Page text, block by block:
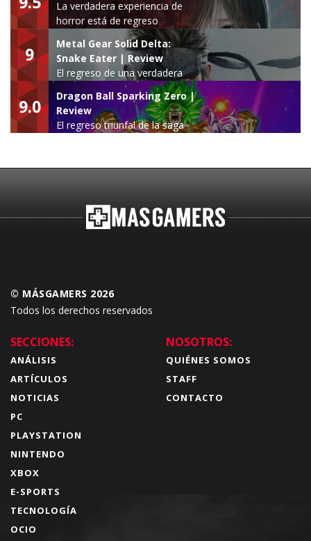
La verdadera experiencia de
horror está de regreso
9
Metal Gear Solid Delta:
Snake Eater | Review
El regreso de una verdadera
leyenda
9.0
Dragon Ball Sparking Zero |
Review
El regreso triunfal de la saga
© MÁSGAMERS 2026
Todos los derechos reservados
SECCIONES:
ANÁLISIS
ARTÍCULOS
NOTICIAS
PC
PLAYSTATION
NINTENDO
XBOX
E-SPORTS
TECNOLOGÍA
OCIO
NOSOTROS:
QUIÉNES SOMOS
STAFF
CONTACTO